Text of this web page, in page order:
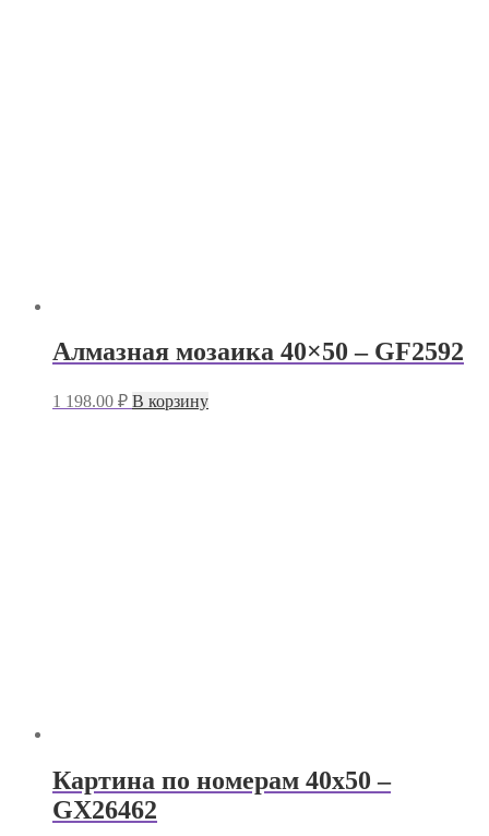
Алмазная мозаика 40×50 – GF2592
1 198.00 ₽ В корзину
Картина по номерам 40х50 –
GX26462